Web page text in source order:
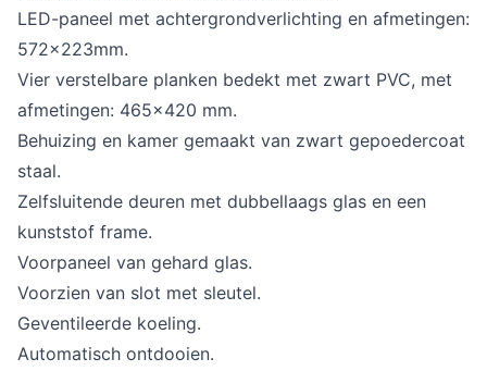
LED-paneel met achtergrondverlichting en afmetingen:
572x223mm.
Vier verstelbare planken bedekt met zwart PVC, met
afmetingen: 465x420 mm.
Behuizing en kamer gemaakt van zwart gepoedercoat
staal.
Zelfsluitende deuren met dubbellaags glas en een
kunststof frame.
Voorpaneel van gehard glas.
Voorzien van slot met sleutel.
Geventileerde koeling.
Automatisch ontdooien.